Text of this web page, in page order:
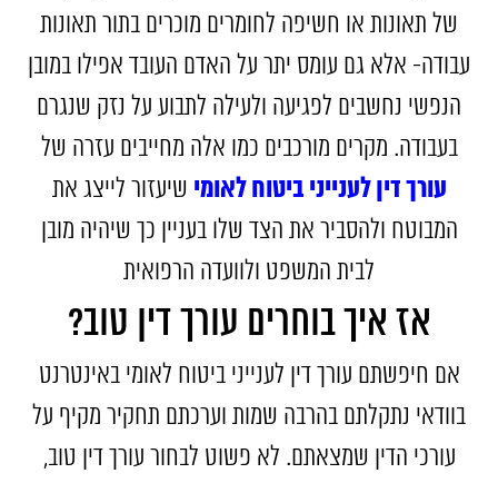
של תאונות או חשיפה לחומרים מוכרים בתור תאונות
עבודה- אלא גם עומס יתר על האדם העובד אפילו במובן
הנפשי נחשבים לפגיעה ולעילה לתבוע על נזק שנגרם
בעבודה. מקרים מורכבים כמו אלה מחייבים עזרה של
עורך דין לענייני ביטוח לאומי שיעזור לייצג את
המבוטח ולהסביר את הצד שלו בעניין כך שיהיה מובן
לבית המשפט ולוועדה הרפואית
אז איך בוחרים עורך דין טוב?
אם חיפשתם עורך דין לענייני ביטוח לאומי באינטרנט
בוודאי נתקלתם בהרבה שמות וערכתם תחקיר מקיף על
עורכי הדין שמצאתם. לא פשוט לבחור עורך דין טוב,